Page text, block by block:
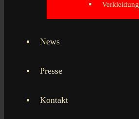
News
Presse
Kontakt